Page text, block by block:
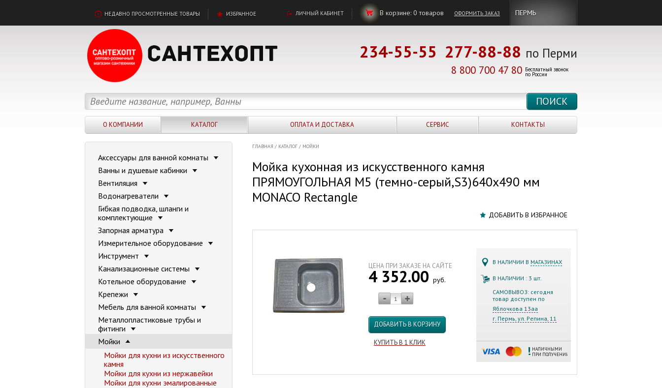
НЕДАВНО ПРОСМОТРЕННЫЕ ТОВАРЫ ИЗБРАННОЕ ЛИЧНЫЙ КАБИНЕТ В корзине: 0товаров ОФОРМИТЬ ЗАКАЗ ПЕРМЬ
234-55-55 277-88-88 по Перми
8 800 700 47 80 Бесплатный звонок
по России
О КОМПАНИИ КАТАЛОГ ОПЛАТА И ДОСТАВКА СЕРВИС КОНТАКТЫ
ГЛАВНАЯ / КАТАЛОГ / МОЙКИ
Мойка кухонная из искусственного камня
ПРЯМОУГОЛЬНАЯ М5 (темно-серый,S3)640х490 мм
MONACO Rectangle
ДОБАВИТЬ В ИЗБРАННОЕ
В НАЛИЧИИ В МАГАЗИНАХ
В НАЛИЧИИ : 3 шт.
САМОВЫВОЗ: сегодня
товар доступен по
Яблочкова 13аа
г. Пермь, ул. Репина, 11
НАЛИЧНЫМИ
ПРИ ПОЛУЧЕНИИ
ЦЕНА ПРИ ЗАКАЗЕ НА САЙТЕ
4 352.00 руб.
ДОБАВИТЬ В КОРЗИНУ
КУПИТЬ В 1 КЛИК
Аксессуары для ванной комнаты
Ванны и душевые кабинки
Вентиляция
Водонагреватели
Гибкая подводка, шланги и
комплектующие
Запорная арматура
Измерительное оборудование
Инструмент
Канализационные системы
Котельное оборудование
Крепежи
Мебель для ванной комнаты
Металлопластиковые трубы и
фитинги
Мойки
Мойки для кухни из искусственного
камня
Мойки для кухни из нержавейки
Мойки для кухни эмалированные